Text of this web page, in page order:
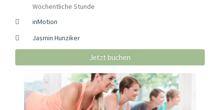
Wöchentliche Stunde
inMotion
Jasmin Hunziker
Jetzt buchen